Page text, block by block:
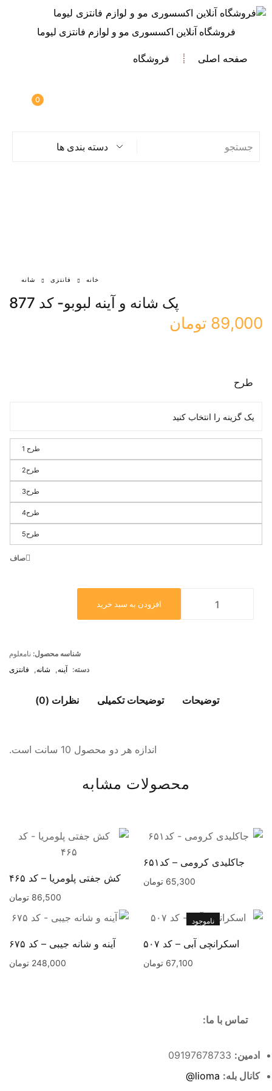
فروشگاه آنلاین اکسسوری مو و لوازم فانتزی لیوما
صفحه اصلی فروشگاه
0
دسته بندی ها
خانه فانتزی شانه
پک شانه و آینه لبوبو- کد 877
89,000 تومان
طرح
طرح 1
طرح2
طرح3
طرح4
طرح5
صاف
افزودن به سبد خرید
شناسه محصول: نامعلوم
دسته: آینه شانه فانتزی
توضیحات توضیحات تکمیلی نظرات (0)
اندازه هر دو محصول 10 سانت است.
محصولات مشابه
جاکلیدی کرومی – کد۶۵۱
65,300 تومان کش جفتی پلومریا – کد ۴۶۵
86,500 تومان
ناموجود
اسکرانچی آبی – کد ۵۰۷
67,100 تومان
آینه و شانه جیبی – کد ۶۷۵
248,000 تومان
تماس با ما:
ادمین:
کانال بله: lioma@